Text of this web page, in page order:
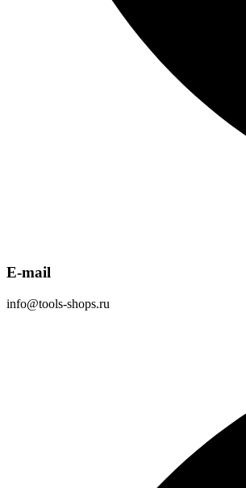
E-mail
info@tools-shops.ru